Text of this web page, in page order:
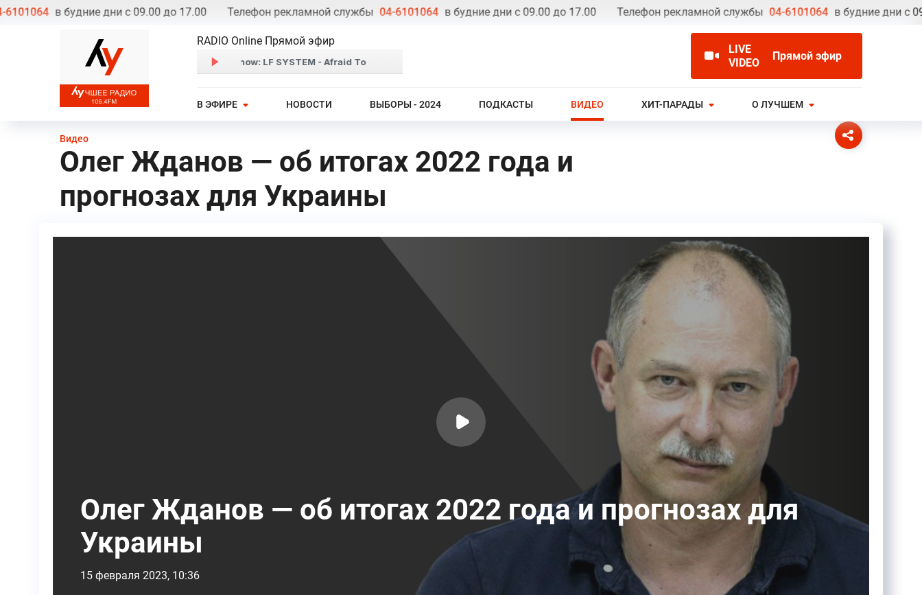
в будние дни с 09.00 до 17.00 Телефон рекламной службы 04-6101064 в будние дни с 09.00 до 17.00 Телефон рекламной службы 04-6101064 в будние дни с 09.00
RADIO Online Прямой эфир
LIVE
VIDEO
Прямой эфир
В ЭФИРЕ НОВОСТИ ВЫБОРЫ - 2024 ПОДКАСТЫ ВИДЕО ХИТ-ПАРАДЫ О ЛУЧШЕМ
Видео
Олег Жданов — об итогах 2022 года и
прогнозах для Украины
Олег Жданов — об итогах 2022 года и прогнозах для
Украины
15 февраля 2023, 10:36